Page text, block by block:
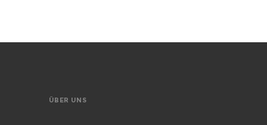
ÜBER UNS